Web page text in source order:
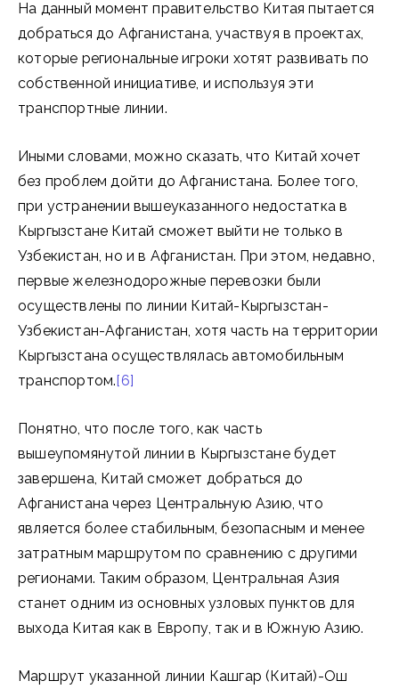
На данный момент правительство Китая пытается
добраться до Афганистана, участвуя в проектах,
которые региональные игроки хотят развивать по
собственной инициативе, и используя эти
транспортные линии.
Иными словами, можно сказать, что Китай хочет
без проблем дойти до Афганистана. Более того,
при устранении вышеуказанного недостатка в
Кыргызстане Китай сможет выйти не только в
Узбекистан, но и в Афганистан. При этом, недавно,
первые железнодорожные перевозки были
осуществлены по линии Китай-Кыргызстан-
Узбекистан-Афганистан, хотя часть на территории
Кыргызстана осуществлялась автомобильным
транспортом.[6]
Понятно, что после того, как часть
вышеупомянутой линии в Кыргызстане будет
завершена, Китай сможет добраться до
Афганистана через Центральную Азию, что
является более стабильным, безопасным и менее
затратным маршрутом по сравнению с другими
регионами. Таким образом, Центральная Азия
станет одним из основных узловых пунктов для
выхода Китая как в Европу, так и в Южную Азию.
Маршрут указанной линии Кашгар (Китай)-Ош